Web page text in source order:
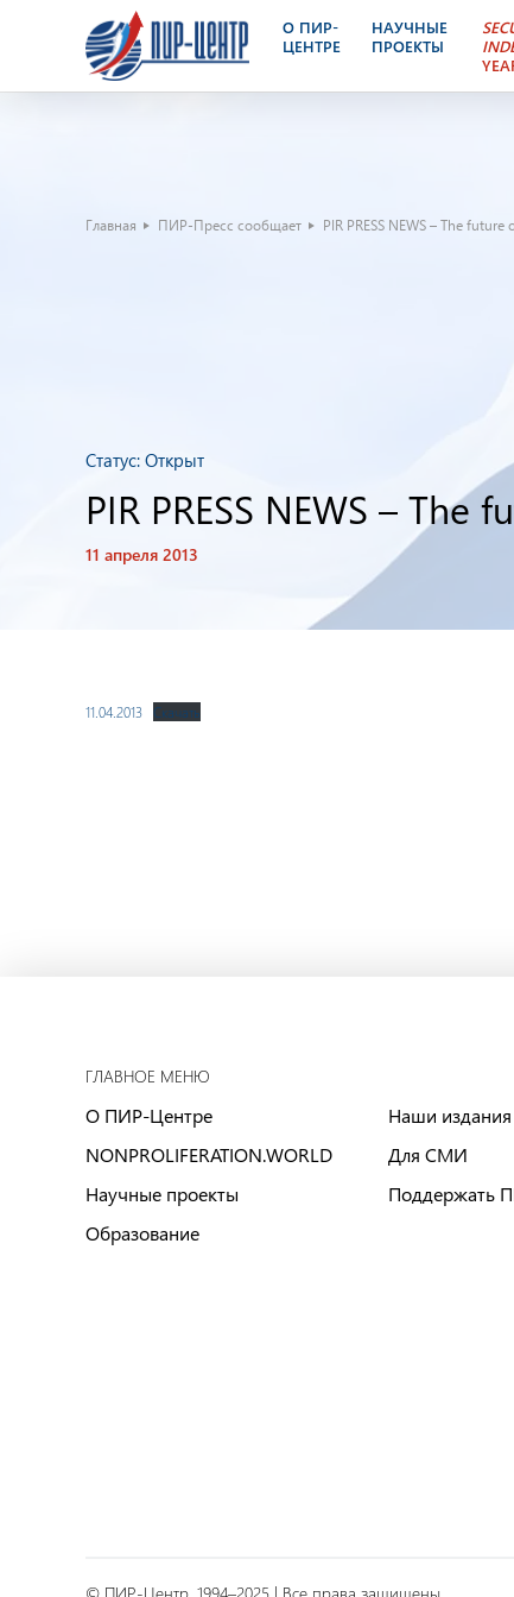
О ПИР-
ЦЕНТРЕ
НАУЧНЫЕ
ПРОЕКТЫ
Главная ПИР-Пресс сообщает PIR PRESS NEWS – The
Статус: Открыт
PIR PRESS NEWS –
11 апреля 2013
11.04.2013 Скачать
ГЛАВНОЕ МЕНЮ
О ПИР-Центре
NONPROLIFERATION.WORLD
Научные проекты
Образование
Наши издания
Для СМИ
Поддержать